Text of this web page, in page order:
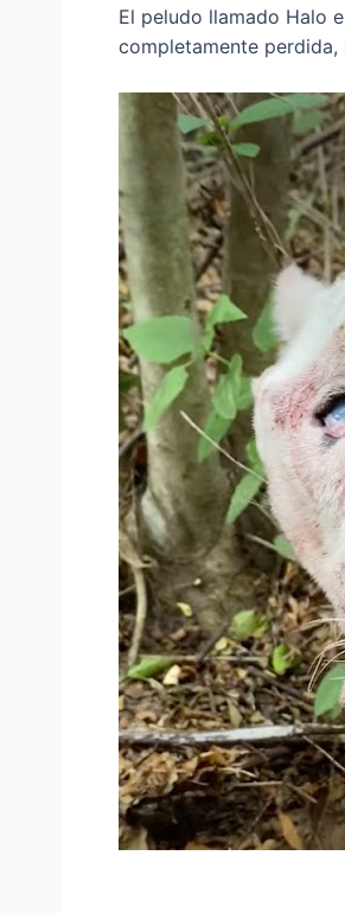
El peludo llamado Halo
completamente perdida,